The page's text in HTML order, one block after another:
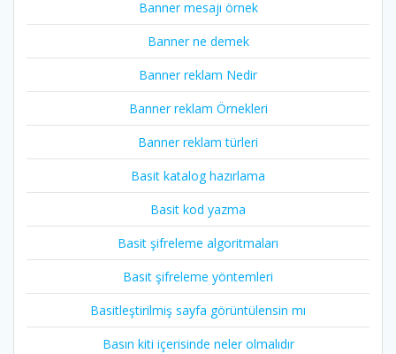
Banner mesajı örnek
Banner ne demek
Banner reklam Nedir
Banner reklam Örnekleri
Banner reklam türleri
Basit katalog hazırlama
Basit kod yazma
Basit şifreleme algoritmaları
Basit şifreleme yöntemleri
Basitleştirilmiş sayfa görüntülensin mı
Basın kiti içerisinde neler olmalıdır